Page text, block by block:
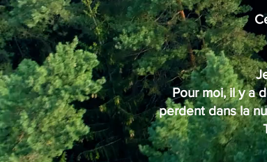
Pour moi, il y a
perdent dans la